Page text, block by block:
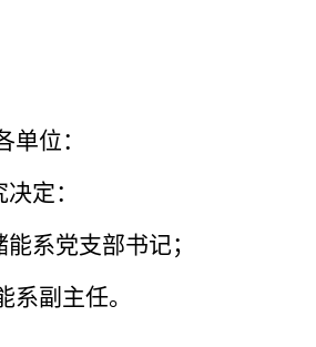
位：
定：
系党支部书记；
系副主任。